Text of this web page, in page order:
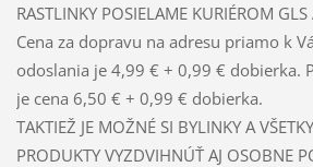
RASTLINKY POSIELAME KURIÉROM
Cena za dopravu na adresu priamo k
odoslania je 4,99 € + 0,99 € dobierka.
je cena 6,50 € + 0,99 € dobierka.
TAKTIEŽ JE MOŽNÉ SI BYLINKY A
PRODUKTY VYZDVIHNÚŤ AJ OSOBNE